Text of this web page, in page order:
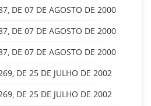
DE 07 DE AGOSTO DE 2000
DE 07 DE AGOSTO DE 2000
DE 07 DE AGOSTO DE 2000
DE 25 DE JULHO DE 2002
DE 25 DE JULHO DE 2002